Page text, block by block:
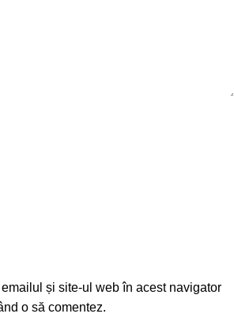
și site-ul web în acest navigator
o să comentez.